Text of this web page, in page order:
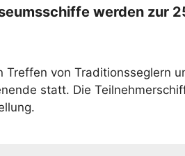
werden zur
von Traditionsseglern
statt. Die